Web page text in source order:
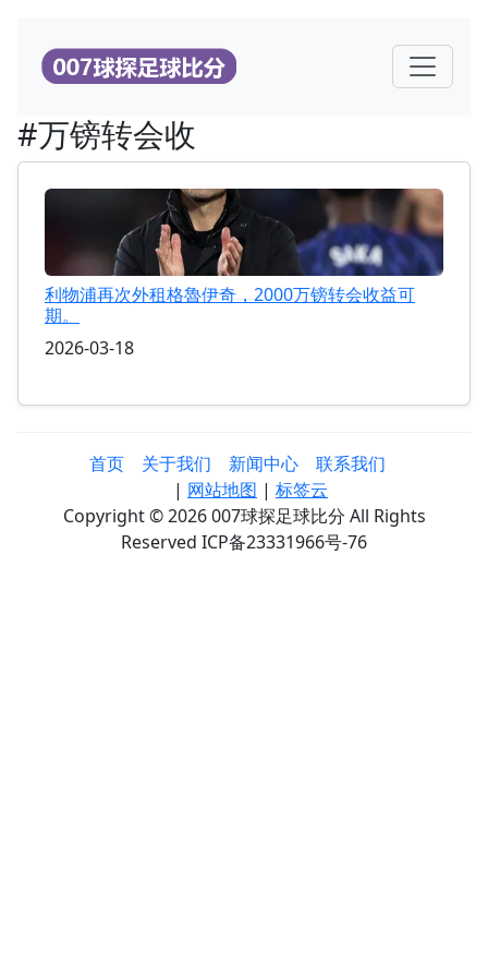
#万镑转会收
利物浦再次外租格魯伊奇，2000万镑转会收益可
期。
2026-03-18
首页 关于我们 新闻中心
联系我们
| 网站地图 | 标签云
Copyright © 2026 007球探足球比分 All Rights
Reserved ICP备23331966号-76